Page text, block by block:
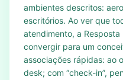
ambientes descritos:
escritórios. Ao ver que
atendimento, a
convergir para um
associações rápidas: ao
desk; com “check-in”,